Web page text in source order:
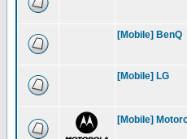
[Mobile] BenQ
[Mobile] LG
[Mobile]